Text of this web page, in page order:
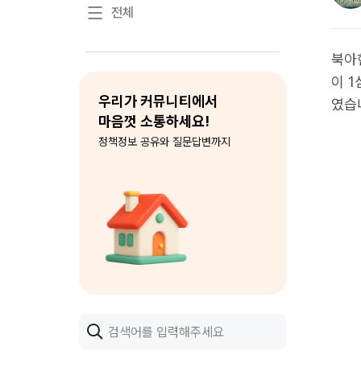
전체
우리가 커뮤니티에서
마음껏 소통하세요!
정책정보 공유와 질문답변까지
북아
이 1
였습